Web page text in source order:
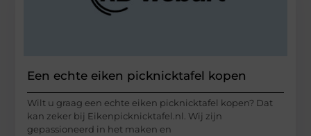
Een echte eiken picknicktafel kopen
Wilt u graag een echte eiken picknicktafel kopen? Dat
kan zeker bij Eikenpicknicktafel.nl. Wij zijn
gepassioneerd in het maken en